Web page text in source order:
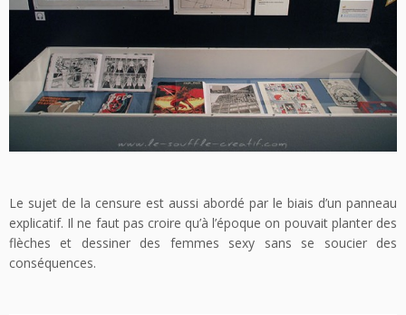
Le sujet de la censure est aussi abordé par le biais d’un panneau
explicatif. Il ne faut pas croire qu’à l’époque on pouvait planter des
flèches et dessiner des femmes sexy sans se soucier des
conséquences.